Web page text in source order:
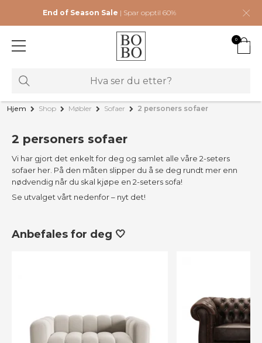
End of Season Sale | Spar opptil 60%
0
Hjem Shop Møbler Sofaer 2 personers sofaer
2 personers sofaer
Vi har gjort det enkelt for deg og samlet alle våre 2-seters
sofaer her. På den måten slipper du å se deg rundt mer enn
nødvendig når du skal kjøpe en 2-seters sofa!
Se utvalget vårt nedenfor – nyt det!
Anbefales for deg 🤍